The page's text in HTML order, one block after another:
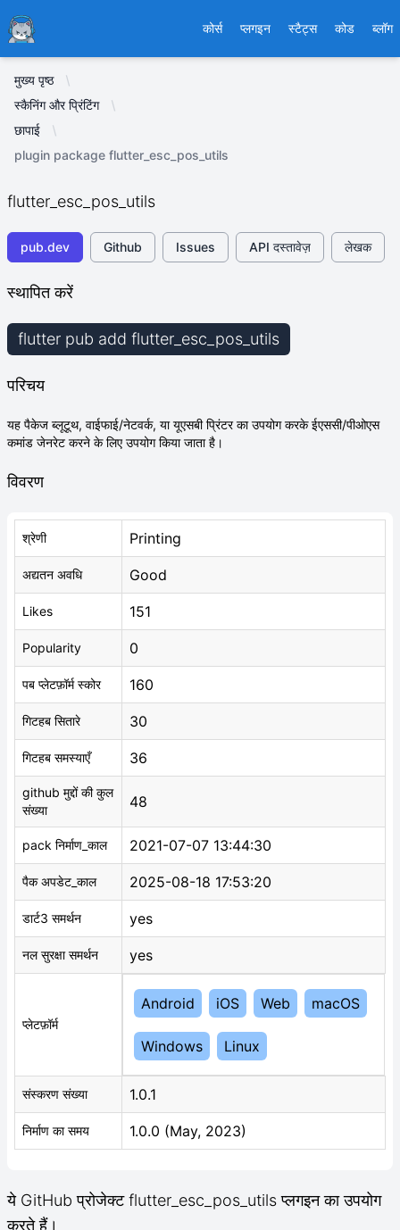
Ducafecat कोर्स प्लगइन स्टैट्स कोड ब्लॉग
मुख्य पृष्ठ
स्कैनिंग और प्रिंटिंग
छापाई
plugin package flutter_esc_pos_utils
flutter_esc_pos_utils
pub.dev Github Issues API दस्तावेज़ लेखक
स्थापित करें
flutter pub add flutter_esc_pos_utils
परिचय
यह पैकेज ब्लूटूथ, वाईफाई/नेटवर्क, या यूएसबी प्रिंटर का उपयोग करके ईएससी/पीओएस
कमांड जेनरेट करने के लिए उपयोग किया जाता है।
विवरण
श्रेणी Printing
अद्यतन अवधि Good
Likes 151
Popularity 0
पब प्लेटफ़ॉर्म स्कोर 160
गिटहब सितारे 30
गिटहब समस्याएँ 36
github मुद्दों की कुल
संख्या
48
pack निर्माण_काल 2021-07-07 13:44:30
पैक अपडेट_काल 2025-08-18 17:53:20
डार्ट3 समर्थन yes
नल सुरक्षा समर्थन yes
प्लेटफ़ॉर्म
Android iOS Web macOS
Windows Linux
संस्करण संख्या 1.0.1
निर्माण का समय 1.0.0 (May, 2023)
ये GitHub प्रोजेक्ट flutter_esc_pos_utils प्लगइन का उपयोग
करते हैं।